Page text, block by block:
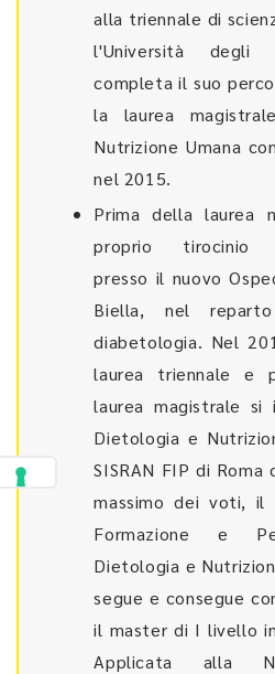
alla triennale di
l'Università
completa il suo
la laurea
Nutrizione Umana
nel 2015.
Prima della laurea
proprio tirocinio
presso il nuovo
Biella, nel
diabetologia. Nel
laurea triennale e
laurea magistrale
Dietologia e
SISRAN FIP di
massimo dei voti, il
Formazione e
Dietologia e
segue e consegue
il master di I livello
Applicata alla